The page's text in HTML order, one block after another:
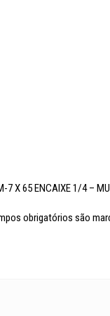
7 X 65 ENCAIXE 1/4 –
obrigatórios são